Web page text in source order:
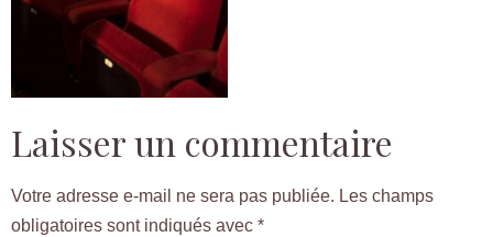
Laisser un commentaire
Votre adresse e-mail ne sera pas publiée. Les champs
obligatoires sont indiqués avec *